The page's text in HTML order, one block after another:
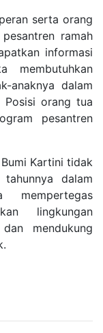
serta orang
ramah
informasi
membutuhkan
anaknya dalam
Posisi orang tua
pesantren
Kartini tidak
dalam
lingkungan
mendukung